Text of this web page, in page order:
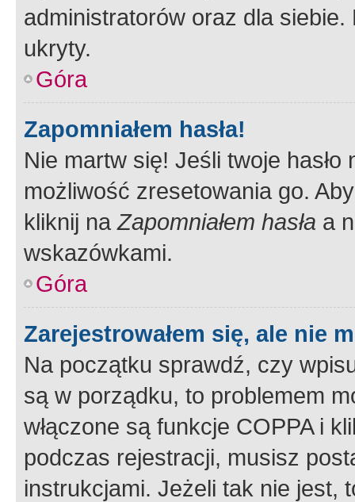
administratorów oraz dla
ukryty.
Góra
Zapomniałem hasła!
Nie martw się! Jeśli twoje
możliwość zresetowania go.
kliknij naZapomniałem hasła a
wskazówkami.
Góra
Zarejestrowałem się, ale nie
Na początku sprawdź, czy
są w porządku, to problemem
włączone są funkcje COPPA i
podczas rejestracji, musisz
instrukcjami. Jeżeli tak nie jest,